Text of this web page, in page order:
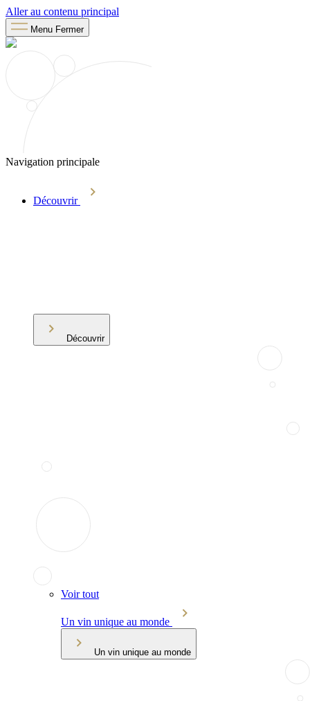
Aller au contenu principal
Menu Fermer
Navigation principale
Découvrir
Découvrir
Voir tout
Un vin unique au monde
Un vin unique au monde